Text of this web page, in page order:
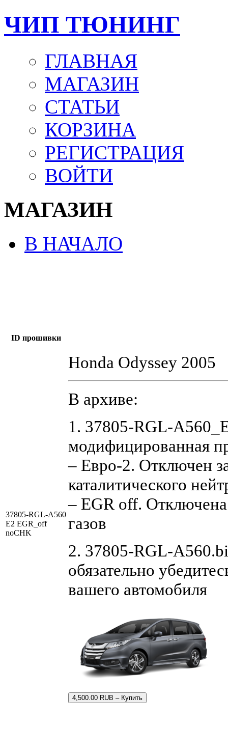
ЧИП ТЮНИНГ
ГЛАВНАЯ
МАГАЗИН
СТАТЬИ
КОРЗИНА
РЕГИСТРАЦИЯ
ВОЙТИ
МАГАЗИН
В НАЧАЛО
ID прошивки
37805-RGL-A560
E2 EGR_off
noCHK
Honda Odyssey 2005
В архиве:
1. 37805-RGL-
модифицированная
– Евро-2. Отключен
каталитического
– EGR off.
газов
2. 37805-RGL-
обязательно
вашего автомобиля
4,500.00 RUB – Купить